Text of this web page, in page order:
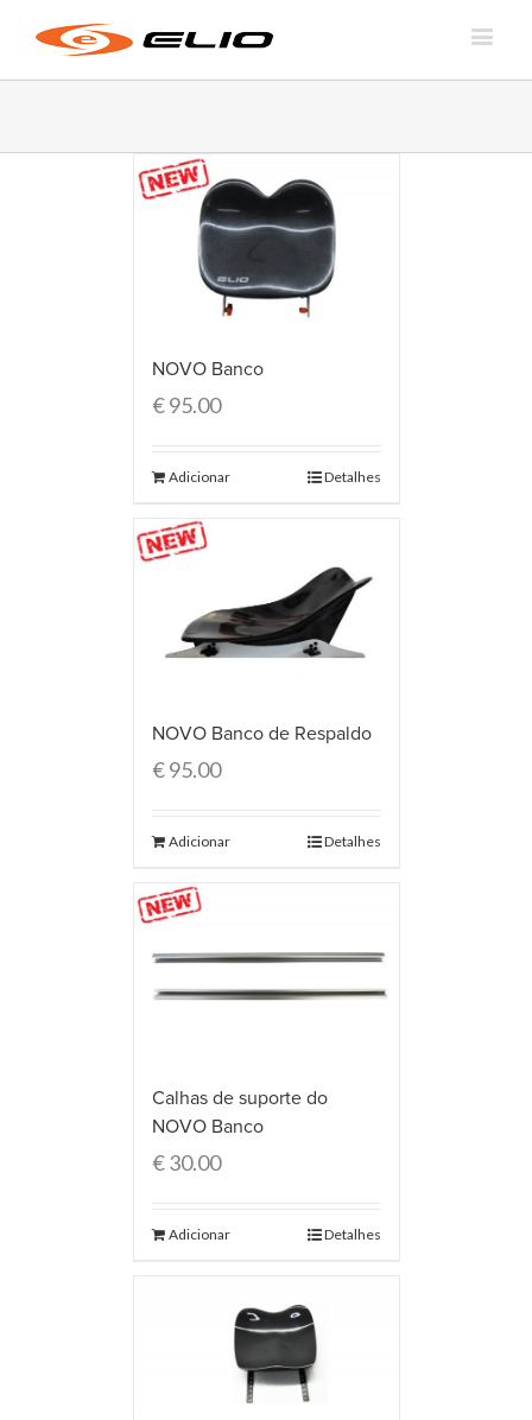
NOVO Banco
€95.00
Adicionar Detalhes
NOVO Banco de Respaldo
€95.00
Adicionar Detalhes
Calhas de suporte do
NOVO Banco
€30.00
Adicionar Detalhes